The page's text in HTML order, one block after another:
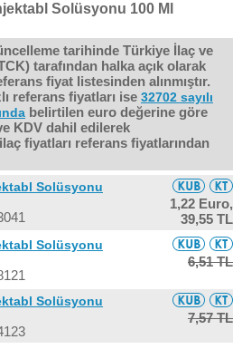
Solüsyonu 100 Ml
tarihinde Türkiye İlaç ve
tarafından halka açık olarak
fiyat listesinden alınmıştır.
referans fiyatları ise 32702 sayılı
belirtilen euro değerine göre
KDV dahil edilerek
fiyatları referans fiyatlarından
Solüsyonu
1,22 Euro,
39,55 TL
Solüsyonu
6,51 TL
Solüsyonu
7,57 TL